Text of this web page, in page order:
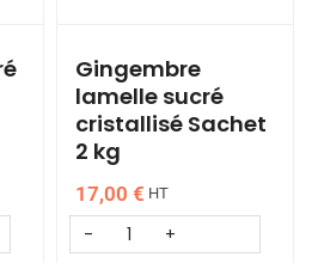
Gingembre
lamelle sucré
cristallisé Sachet
2 kg
17,00 € HT